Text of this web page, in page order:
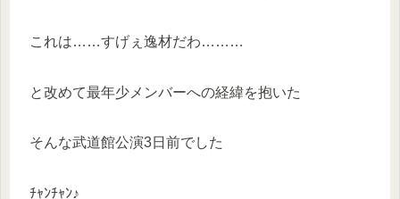
これは……すげぇ逸材だわ………
と改めて最年少メンバーへの経緯を抱いた
そんな武道館公演3日前でした
ﾁｬﾝﾁｬﾝ♪